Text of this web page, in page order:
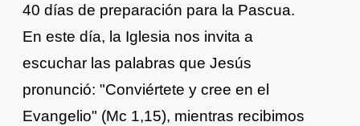
40 días de preparación para la Pascua.
En este día, la Iglesia nos invita a
escuchar las palabras que Jesús
pronunció: "Conviértete y cree en el
Evangelio" (Mc 1,15), mientras recibimos